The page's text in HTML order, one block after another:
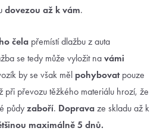
dovezou až k vám.
čela přemístí dlažbu z auta
se tedy může vyložit na vámi
by se však měl pohybovatpouze
při převozu těžkého materiálu hrozí, že
půdy zaboří. Doprava ze skladu až k
maximálně 5 dnů.